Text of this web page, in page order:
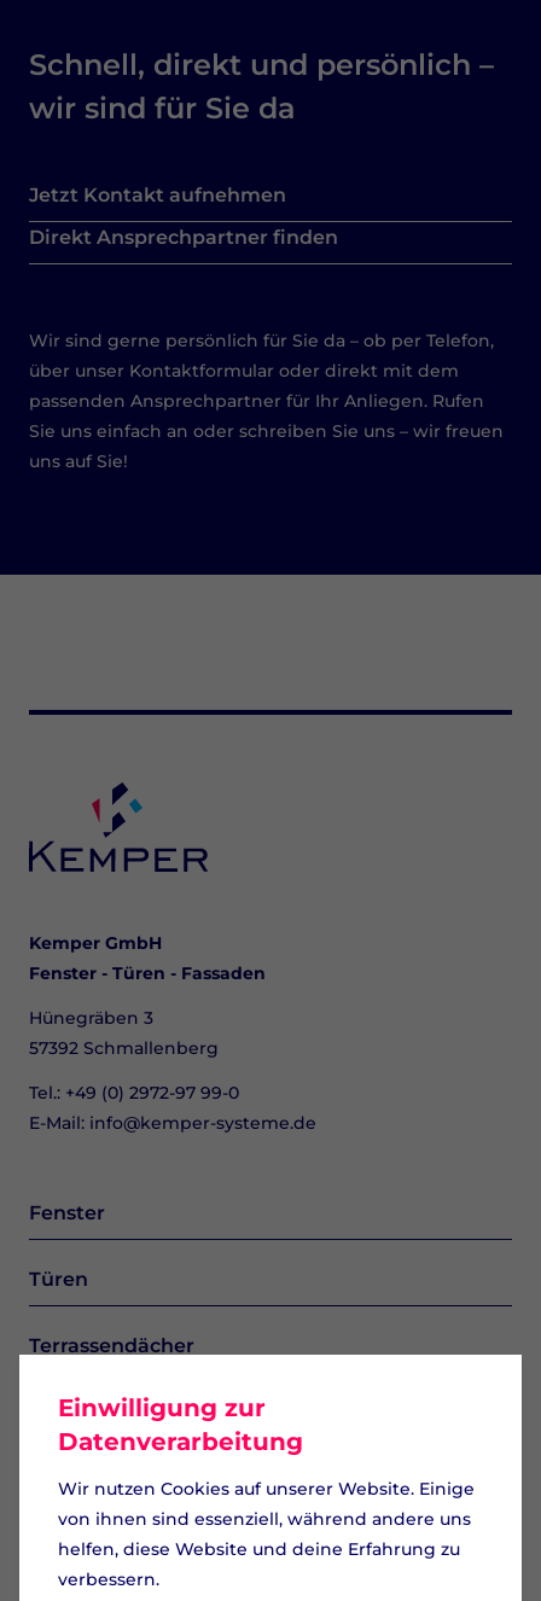
Einwilligung zur
Datenverarbeitung
Wir nutzen Cookies auf unserer Website. Einige
von ihnen sind essenziell, während andere uns
helfen, diese Website und deine Erfahrung zu
verbessern.
Starke Partner im
Unter­nehmen zu
einem starken
Schnell, direkt und persönlich –
wir sind für Sie da
Jetzt Kontakt aufnehmen
Direkt Ansprechpartner finden
Wir sind gerne persönlich für Sie da – ob per Telefon,
über unser Kontaktformular oder direkt mit dem
passenden Ansprechpartner für Ihr Anliegen. Rufen
Sie uns einfach an oder schreiben Sie uns – wir freuen
uns auf Sie!
Kemper GmbH
Fenster - Türen - Fassaden
Hünegräben 3
57392 Schmallenberg
Tel.: +49 (0) 2972‑97 99‑0
E-Mail: info@kemper-systeme.de
Fenster
Türen
Terrassendächer
Garagentore
Fassaden und Balkone
Superview